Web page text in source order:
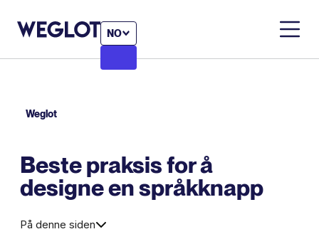
NO
Weglot
Beste praksis for å
designe en språkknapp
På denne siden